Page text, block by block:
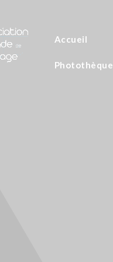
Accueil
Photothèque